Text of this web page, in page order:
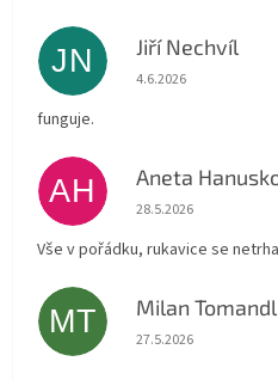
JN Jiří Nechvíl
Hodnocení obchodu
4.6.2026
funguje.
AH Aneta
Hodnocení obchodu
28.5.2026
Vše v pořádku, rukavice se
MT Milan Tomandl
Hodnocení obchodu
27.5.2026